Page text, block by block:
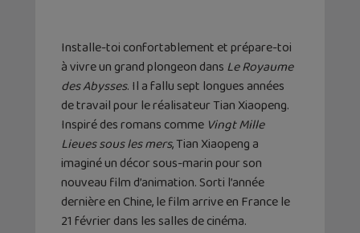
Installe-toi confortablement et prépare-toi
à vivre un grand plongeon dans Le Royaume
des Abysses. Il a fallu sept longues années
de travail pour le réalisateur Tian Xiaopeng.
Inspiré des romans comme Vingt Mille
Lieues sous les mers, Tian Xiaopeng a
imaginé un décor sous-marin pour son
nouveau film d’animation. Sorti l’année
dernière en Chine, le film arrive en France le
21 février dans les salles de cinéma.